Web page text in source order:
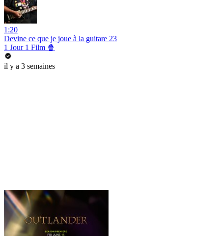
1:20
Devine ce que je joue à la guitare 23
1 Jour 1 Film 🍿
il y a 3 semaines